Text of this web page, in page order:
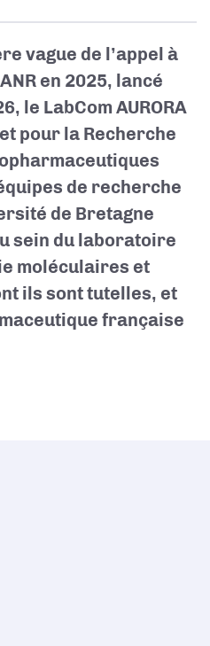
vague de l’appel à
en 2025, lancé
le LabCom AURORA
pour la Recherche
de recherche
de Bretagne
sein du laboratoire
moléculaires et
ils sont tutelles, et
française